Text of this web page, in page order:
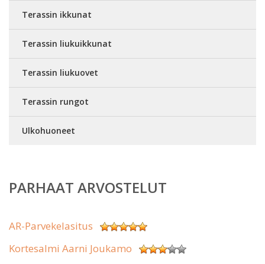
Terassin ikkunat
Terassin liukuikkunat
Terassin liukuovet
Terassin rungot
Ulkohuoneet
PARHAAT ARVOSTELUT
AR-Parvekelasitus
Kortesalmi Aarni Joukamo